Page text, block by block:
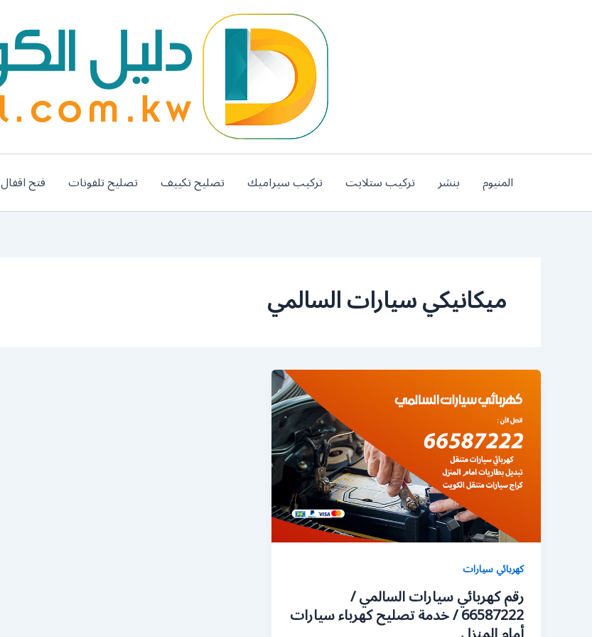
المنيوم بنشر تركيب ستلايت تركيب سيراميك تصليح تكييف تصليح تلفونات فتح اقفال
ميكانيكي سيارات السالمي
كهربائي سيارات
رقم كهربائي سيارات السالمي /
66587222 / خدمة تصليح كهرباء سيارات